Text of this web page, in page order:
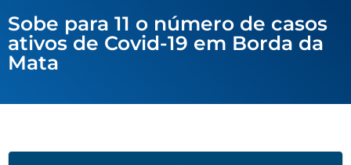
Sobe para 11 o número de casos
ativos de Covid-19 em Borda da
Mata